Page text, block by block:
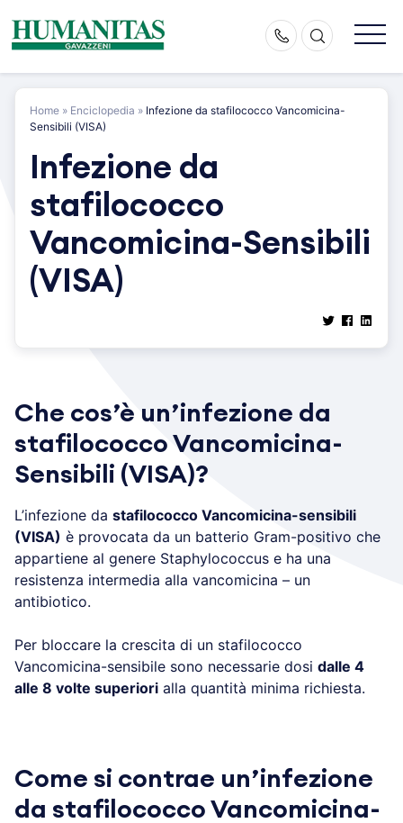
content
Home » Enciclopedia » Infezione da stafilococco Vancomicina-
Sensibili (VISA)
Infezione da
stafilococco
Vancomicina-Sensibili
(VISA)
Che cos’è un’infezione da
stafilococco Vancomicina-
Sensibili (VISA)?
L’infezione da stafilococco Vancomicina-sensibili
(VISA) è provocata da un batterio Gram-positivo che
appartiene al genere Staphylococcus e ha una
resistenza intermedia alla vancomicina – un
antibiotico.
Per bloccare la crescita di un stafilococco
Vancomicina-sensibile sono necessarie dosi dalle 4
alle 8 volte superiori alla quantità minima richiesta.
Come si contrae un’infezione
da stafilococco Vancomicina-